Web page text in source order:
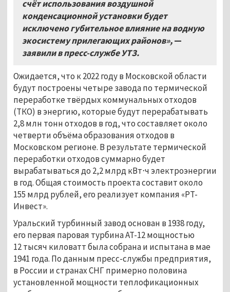
счёт использования воздушной
конденсационной установки будет
исключено губительное влияние на водную
экосистему прилегающих районов»,—
заявили в пресс-службе УТЗ.
Ожидается, что к 2022 году в Московской области
будут построены четыре завода по термической
переработке твёрдых коммунальных отходов
(ТКО) в энергию, которые будут перерабатывать
2,8 млн тонн отходов в год, что составляет около
четверти объёма образования отходов в
Московском регионе. В результате термической
переработки отходов суммарно будет
вырабатываться до 2,2 млрд кВт⋅ч электроэнергии
в год. Общая стоимость проекта составит около
155 млрд рублей, его реализует компания «РТ-
Инвест».
Уральский турбинный завод основан в 1938 году,
его первая паровая турбина АТ-12 мощностью
12 тысяч киловатт была собрана и испытана в мае
1941 года. По данным пресс-службы предприятия,
в России и странах СНГ примерно половина
установленной мощности теплофикационных